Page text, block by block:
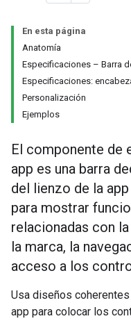
En esta página
Anatomía
Especificaciones – Barra
Especificaciones:
Personalización
Ejemplos
El componente de
app es una barra
del lienzo de la
para mostrar
relacionadas con
la marca, la
acceso a los
Usa diseños
app para colocar los